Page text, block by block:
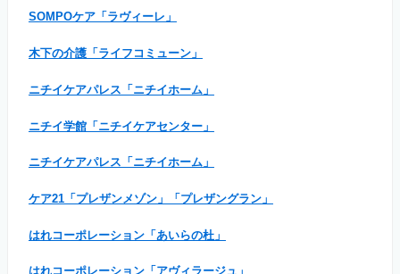
SOMPOケア「ラヴィーレ」
木下の介護「ライフコミューン」
ニチイケアパレス「ニチイホーム」
ニチイ学館「ニチイケアセンター」
ニチイケアパレス「ニチイホーム」
ケア21「プレザンメゾン」「プレザングラン」
はれコーポレーション「あいらの杜」
はれコーポレーション「アヴィラージュ」